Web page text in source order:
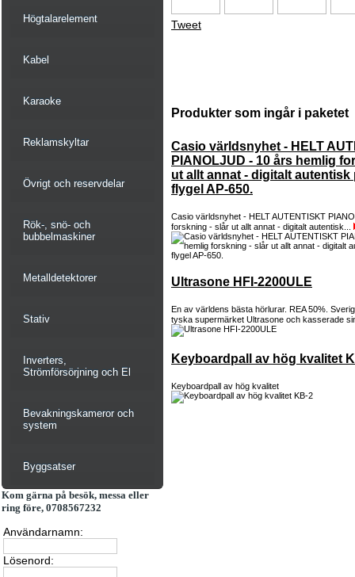
Högtalarelement
Kabel
Karaoke
Reklamskyltar
Övrigt och reservdelar
Rök-, snö- och
bubbelmaskiner
Metalldetektorer
Stativ
Inverters,
Strömförsörjning och El
Bevakningskameror och
system
Byggsatser
Kom gärna på besök, messa eller
ring före, 0708567232
Användarnamn:
Lösenord:
Tweet
Produkter som ingår i paketet
Casio världsnyhet - HELT
PIANOLJUD - 10 års hemlig
ut allt annat - digitalt autentisk
flygel AP-650.
Casio världsnyhet - HELT AUTENTISKT
forskning - slår ut allt annat - digitalt autentisk...
Ultrasone HFI-2200ULE
En av världens bästa hörlurar. REA 50%.
tyska supermärket Ultrasone och kasserade
Keyboardpall av hög kvalitet
Keyboardpall av hög kvalitet